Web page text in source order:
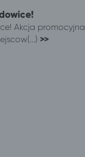
Akcja promocyjna
>>